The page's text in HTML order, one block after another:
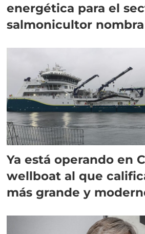
energética para el
salmonicultor
Ya está operando en
wellboat al que
más grande y